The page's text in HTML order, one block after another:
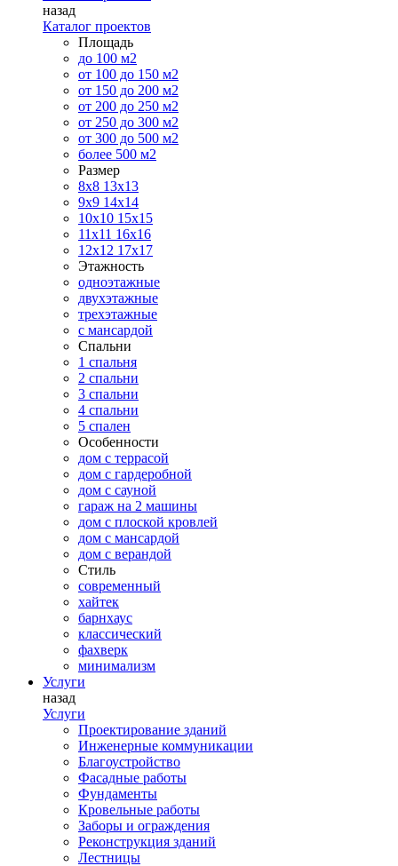
назад
Каталог проектов
Площадь
до 100 м2
от 100 до 150 м2
от 150 до 200 м2
от 200 до 250 м2
от 250 до 300 м2
от 300 до 500 м2
более 500 м2
Размер
8х8 13х13
9х9 14х14
10х10 15х15
11x11 16х16
12х12 17х17
Этажность
одноэтажные
двухэтажные
трехэтажные
с мансардой
Спальни
1 спальня
2 спальни
3 спальни
4 спальни
5 спален
Особенности
дом с террасой
дом с гардеробной
дом с сауной
гараж на 2 машины
дом с плоской кровлей
дом с мансардой
дом с верандой
Стиль
современный
хайтек
барнхаус
классический
фахверк
минимализм
Услуги
назад
Услуги
Проектирование зданий
Инженерные коммуникации
Благоустройство
Фасадные работы
Фундаменты
Кровельные работы
Заборы и ограждения
Реконструкция зданий
Лестницы